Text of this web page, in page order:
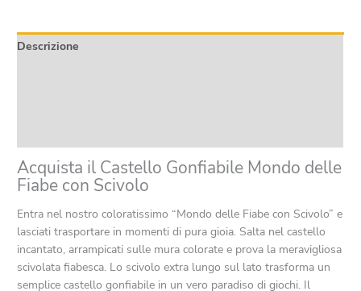
quantità
Descrizione
Acquista il Castello Gonfiabile Mondo delle
Fiabe con Scivolo
Entra nel nostro coloratissimo “Mondo delle Fiabe con Scivolo” e
lasciati trasportare in momenti di pura gioia. Salta nel castello
incantato, arrampicati sulle mura colorate e prova la meravigliosa
scivolata fiabesca. Lo scivolo extra lungo sul lato trasforma un
semplice castello gonfiabile in un vero paradiso di giochi. Il